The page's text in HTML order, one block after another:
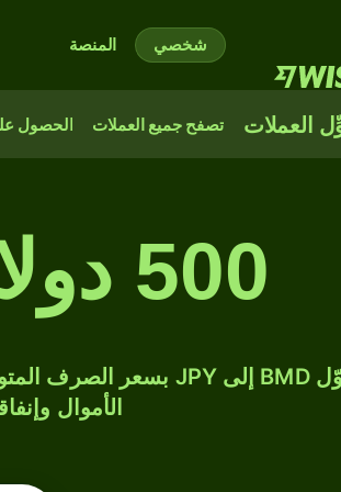
شخصي المنصة
العملات تصفح جميع العملات الحصول
500 دولار برمودي إلى ين ياباني
الأموال